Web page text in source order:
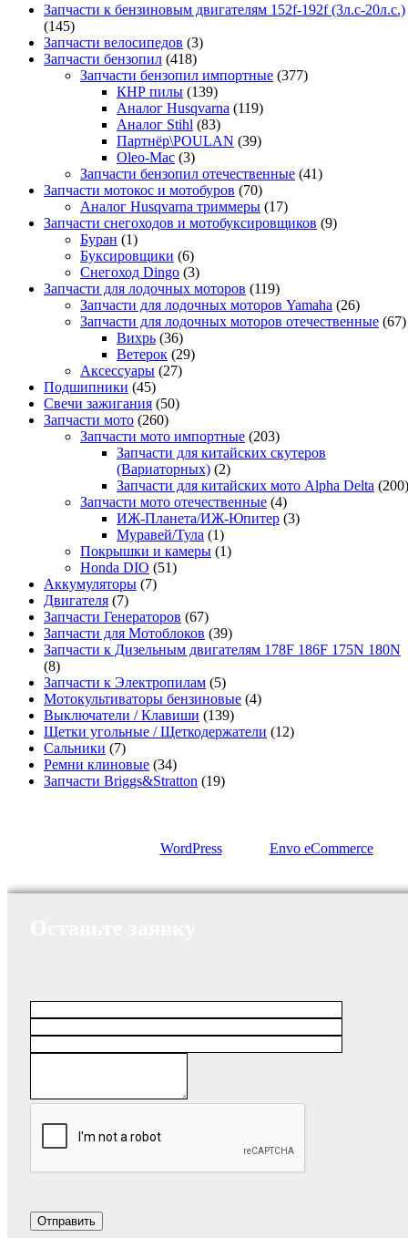
Запчасти к бензиновым двигателям 152f-192f (3л.с-20л.с.)
(145)
Запчасти велосипедов (3)
Запчасти бензопил (418)
Запчасти бензопил импортные (377)
КНР пилы (139)
Аналог Husqvarna (119)
Аналог Stihl (83)
Партнёр\POULAN (39)
Oleo-Mac (3)
Запчасти бензопил отечественные (41)
Запчасти мотокос и мотобуров (70)
Аналог Husqvarna триммеры (17)
Запчасти снегоходов и мотобуксировщиков (9)
Буран (1)
Буксировщики (6)
Снегоход Dingo (3)
Запчасти для лодочных моторов (119)
Запчасти для лодочных моторов Yamaha (26)
Запчасти для лодочных моторов отечественные (67)
Вихрь (36)
Ветерок (29)
Аксессуары (27)
Подшипники (45)
Свечи зажигания (50)
Запчасти мото (260)
Запчасти мото импортные (203)
Запчасти для китайских скутеров
(Вариаторных) (2)
Запчасти для китайских мото Alpha Delta (200)
Запчасти мото отечественные (4)
ИЖ-Планета/ИЖ-Юпитер (3)
Муравей/Тула (1)
Покрышки и камеры (1)
Honda DIO (51)
Аккумуляторы (7)
Двигателя (7)
Запчасти Генераторов (67)
Запчасти для Мотоблоков (39)
Запчасти к Дизельным двигателям 178F 186F 175N 180N
(8)
Запчасти к Электропилам (5)
Мотокультиваторы бензиновые (4)
Выключатели / Клавиши (139)
Щетки угольные / Щеткодержатели (12)
Сальники (7)
Ремни клиновые (34)
Запчасти Briggs&Stratton (19)
WordPress Envo eCommerce